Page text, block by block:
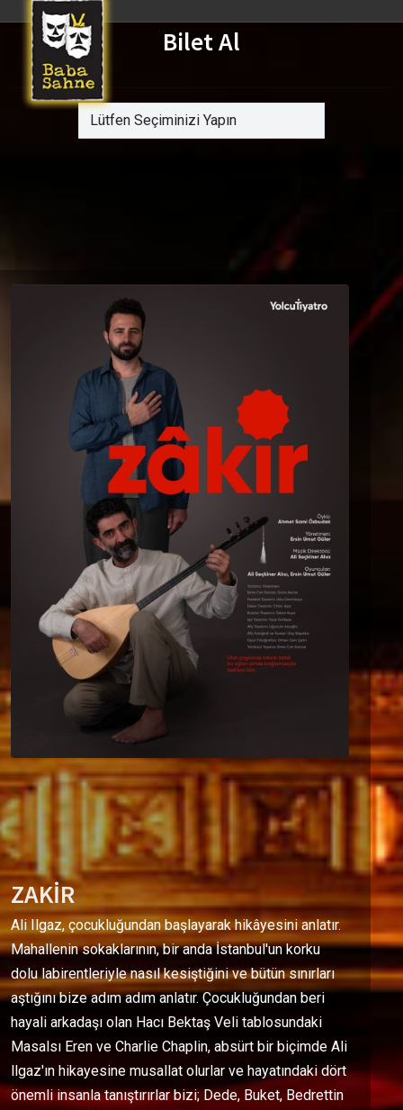
Bilet Al
ZAKİR
Ali Ilgaz, çocukluğundan başlayarak hikâyesini anlatır.
Mahallenin sokaklarının, bir anda İstanbul'un korku
dolu labirentleriyle nasıl kesiştiğini ve bütün sınırları
aştığını bize adım adım anlatır. Çocukluğundan beri
hayali arkadaşı olan Hacı Bektaş Veli tablosundaki
Masalsı Eren ve Charlie Chaplin, absürt bir biçimde Ali
llgaz'ın hikayesine musallat olurlar ve hayatındaki dört
önemli insanla tanıştırırlar bizi; Dede, Buket, Bedrettin